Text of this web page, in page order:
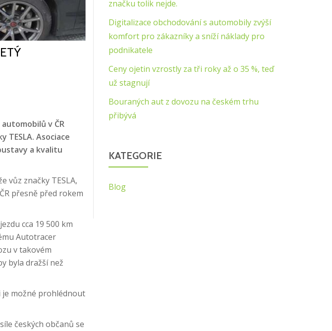
v ČR
Asociace
a kvalitu
vůz značky TESLA,
přesně před rokem
cca 19 500 km
Autotracer
v takovém
byla dražší než
možné prohlédnout
českých občanů se
značku tolik nejde.
Digitalizace obchodování s automobily zvýší
komfort pro zákazníky a sníží náklady pro
podnikatele
Ceny ojetin vzrostly za tři roky až o 35 %, teď
už stagnují
Bouraných aut z dovozu na českém trhu
přibývá
KATEGORIE
Blog